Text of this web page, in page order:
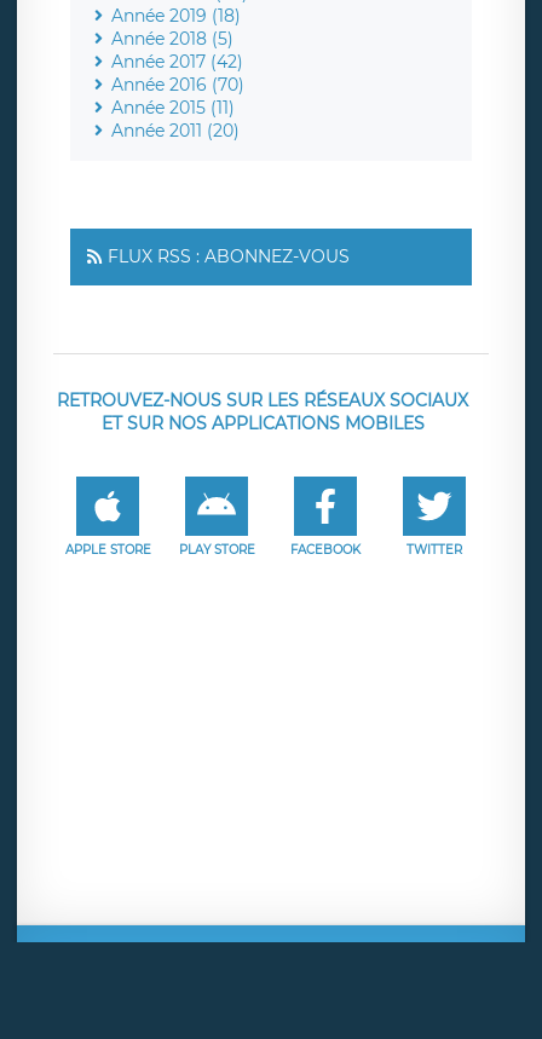
Année 2019 (18)
Année 2018 (5)
Année 2017 (42)
Année 2016 (70)
Année 2015 (11)
Année 2011 (20)
FLUX RSS : ABONNEZ-VOUS
RETROUVEZ-NOUS SUR LES RÉSEAUX SOCIAUX
ET SUR NOS APPLICATIONS MOBILES
APPLE STORE PLAY STORE FACEBOOK TWITTER